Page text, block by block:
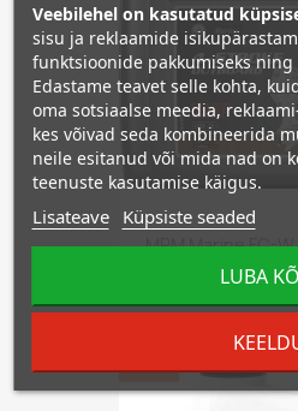
MPM Marine FC-
181,35 €
−5%
Veebilehel on kasutatud
sisu ja reklaamide
funktsioonide pakkumiseks
Edastame teavet selle kohta,
oma sotsiaalse meedia,
kes võivad seda kombineerida
neile esitanud või mida nad on
teenuste kasutamise käigus.
Lisateave Küpsiste seaded
LUBA